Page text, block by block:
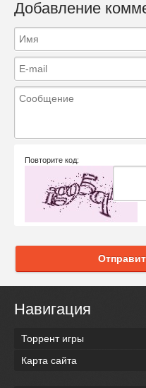
Добавление
Повторите код:
Навигация
Торрент игры
Карта сайта